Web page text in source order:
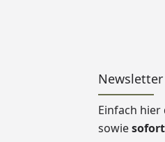
Newsletter
Einfach hier
sowie